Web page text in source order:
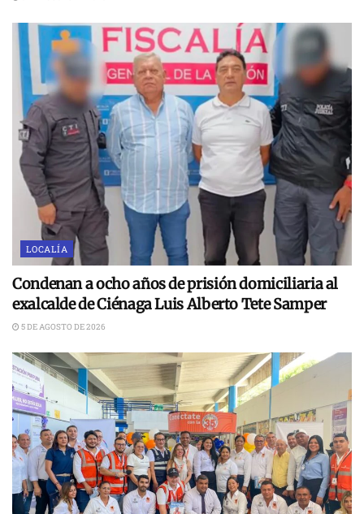
LOCALÍA
Condenan a ocho años de prisión domiciliaria al
exalcalde de Ciénaga Luis Alberto Tete Samper
5 DE AGOSTO DE 2026